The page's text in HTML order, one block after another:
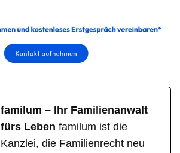
familum – Ihr Familienanwalt
fürs Leben familum ist die
Kanzlei, die Familienrecht neu